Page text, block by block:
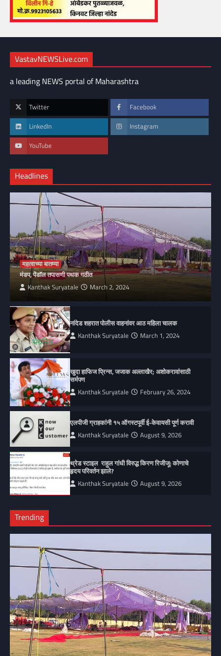
VastavNEWSLive.com
a leading NEWS portal of Maharashtra
Twitter Facebook
LinkedIn Instagram
YouTube
Headlines
महत्वाच्या बातम्या
मंडप, पेंडॉल तपासणी पथक गठीत
Kanthak Suryatale March 2, 2024
नांदेड शहरात पोलीस वाहनांवर आठ महिला चालक
Kanthak Suryatale March 1, 2024
खुदा हाफिज प्रिन्स, जजाक अल्लाखैर; अशोकरावांसाठी
सर्मपण
Kanthak Suryatale February 26, 2024
एलपीजी ग्राहकांनी १५ ऑगस्टपूर्वी ई-केवायसी पूर्ण करावी
Kanthak Suryatale August 9, 2026
थ्रेड स्टाइल राहुल गांधी विरुद्ध किरण रिजीजू: कोणाचे
हृदय परिवर्तन झाले?
Kanthak Suryatale August 9, 2026
Trending